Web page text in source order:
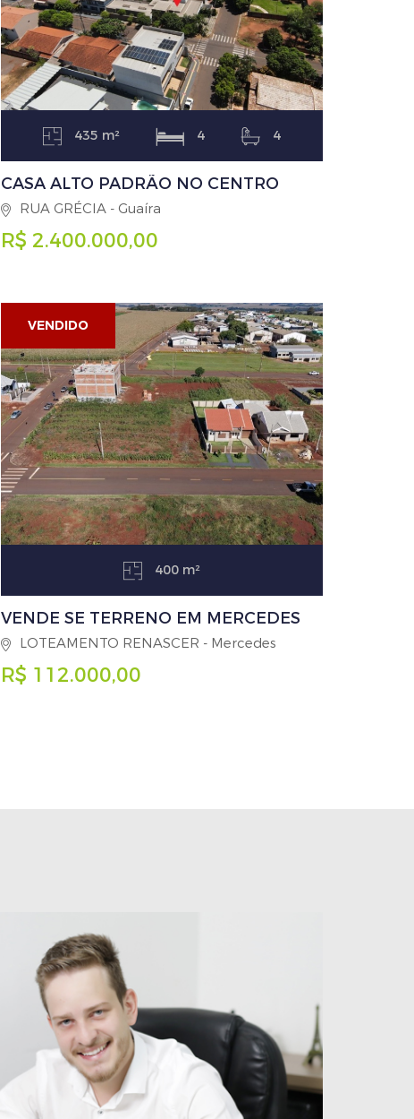
435 m² 4 4
CASA ALTO PADRÃO NO CENTRO
RUA GRÉCIA - Guaíra
R$ 2.400.000,00
VENDIDO
400 m²
VENDE SE TERRENO EM MERCEDES
LOTEAMENTO RENASCER - Mercedes
R$ 112.000,00